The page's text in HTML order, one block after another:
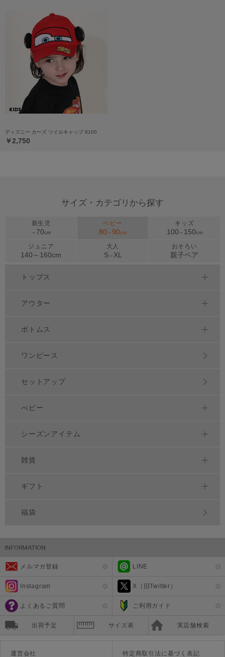
ディズニー カーズ ツイルキャップ 8100
￥2,750
サイズ・カテゴリから探す
新生児
～ 70cm
ベビー
80 ～90cm
キッズ
100 ～ 150cm
ジュニア
140～ 160cm
大人
S～ XL
おそろい
親子ペア
トップス
アウター
ボトムス
ワンピース
セットアップ
べビー
シーズンアイテム
雑貨
ギフト
福袋
メルマガ登録 LINE
Instagram X（旧Twitter）
よくあるご質問 ご利用ガイド
出荷予定 サイズ表 実店舗検索
運営会社 特定商取引法に基づく表記